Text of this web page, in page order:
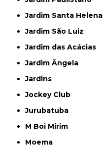
Jardim Santa Helena
Jardim São Luiz
Jardim das Acácias
Jardim Ângela
Jardins
Jockey Club
Jurubatuba
M Boi Mirim
Moema